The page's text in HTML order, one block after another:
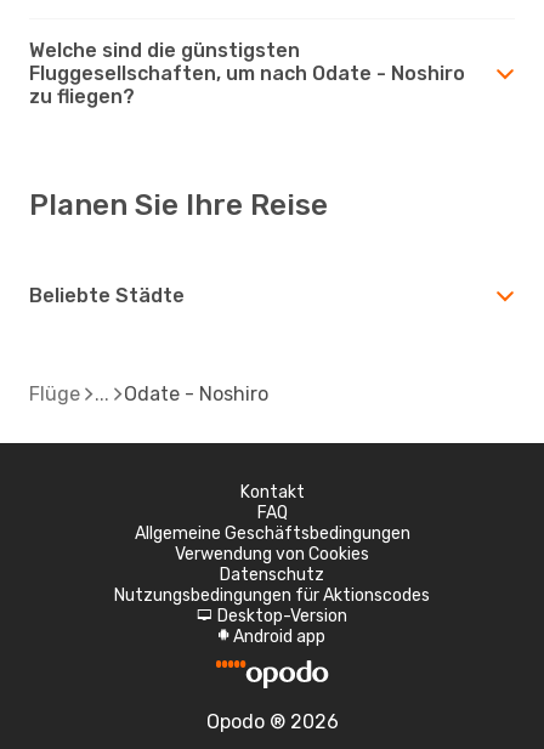
Welche sind die günstigsten
Fluggesellschaften, um nach Odate - Noshiro
zu fliegen?
Planen Sie Ihre Reise
Beliebte Städte
Flüge Odate - Noshiro
Kontakt
FAQ
Allgemeine Geschäftsbedingungen
Verwendung von Cookies
Datenschutz
Nutzungsbedingungen für Aktionscodes
d Desktop-Version
A Android app
Opodo ® 2026